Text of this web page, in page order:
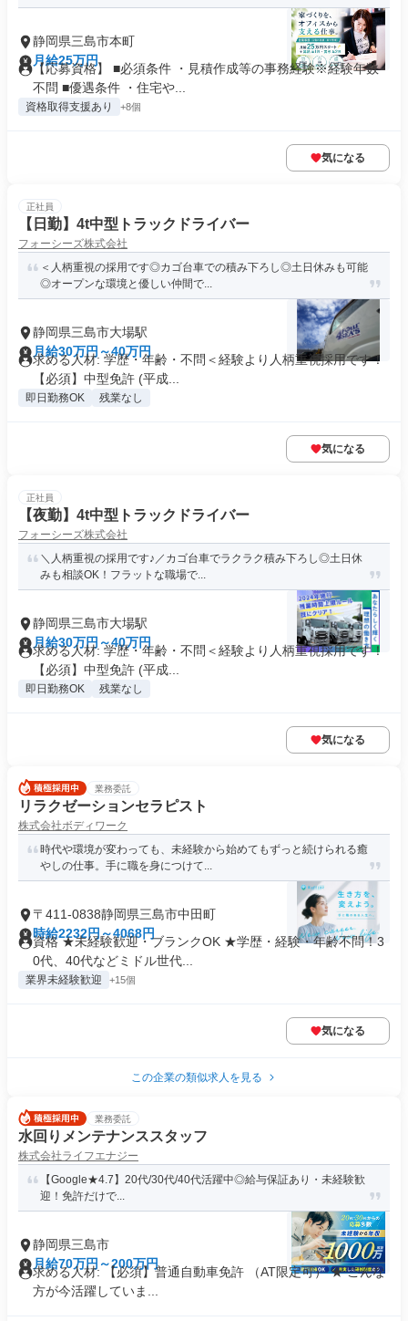
静岡県三島市本町
月給25万円
【応募資格】 ■必須条件 ・見積作成等の事務経験※経験年数
不問 ■優遇条件 ・住宅や...
資格取得支援あり +8個
気になる
正社員
【日勤】4t中型トラックドライバー
フォーシーズ株式会社
＜人柄重視の採用です◎カゴ台車での積み下ろし◎土日休みも可能
◎オープンな環境と優しい仲間で...
静岡県三島市大場駅
月給30万円～40万円
求める人材: 学歴・年齢・不問＜経験より人柄重視採用です！
【必須】中型免許 (平成...
即日勤務OK 残業なし
気になる
正社員
【夜勤】4t中型トラックドライバー
フォーシーズ株式会社
＼人柄重視の採用です♪／カゴ台車でラクラク積み下ろし◎土日休
みも相談OK！フラットな職場で...
静岡県三島市大場駅
月給30万円～40万円
求める人材: 学歴・年齢・不問＜経験より人柄重視採用です！
【必須】中型免許 (平成...
即日勤務OK 残業なし
気になる
業務委託
リラクゼーションセラピスト
株式会社ボディワーク
時代や環境が変わっても、未経験から始めてもずっと続けられる癒
やしの仕事。手に職を身につけて...
〒411-0838静岡県三島市中田町
時給2232円～4068円
資格 ★未経験歓迎・ブランクOK ★学歴・経験・年齢不問！3
0代、40代などミドル世代...
業界未経験歓迎 +15個
気になる
この企業の類似求人を見る
業務委託
水回りメンテナンススタッフ
株式会社ライフエナジー
【Google★4.7】20代/30代/40代活躍中◎給与保証あり・未経験歓
迎！免許だけで...
静岡県三島市
月給70万円～200万円
求める人材: 【必須】普通自動車免許 （AT限定可） ★ こんな
方が今活躍していま...